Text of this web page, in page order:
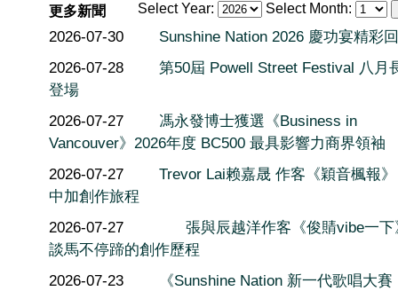
Select Year: Select Month:
更多新聞
2026-07-30
Sunshine Nation 2026 慶功宴精彩
2026-07-28
第50屆 Powell Street Festival 八月
登場
2026-07-27
馮永發博士獲選《Business in
Vancouver》2026年度 BC500 最具影響力商界領袖
2026-07-27
Trevor Lai赖嘉晟 作客《穎音楓報
中加創作旅程
2026-07-27
張與辰越洋作客《俊䝼vibe一下
談馬不停蹄的創作歷程
2026-07-23
《Sunshine Nation 新一代歌唱大賽